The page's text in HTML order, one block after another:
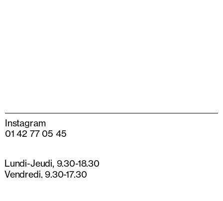
Instagram
01 42 77 05 45
Lundi-Jeudi, 9.30-18.30
Vendredi, 9.30-17.30